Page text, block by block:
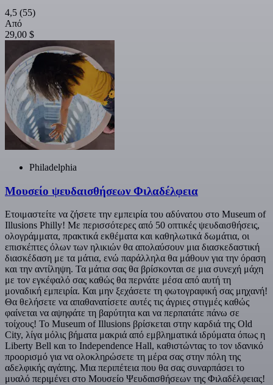
4,5 (55)
Από
29,00 $
Philadelphia
Μουσείο ψευδαισθήσεων Φιλαδέλφεια
Ετοιμαστείτε να ζήσετε την εμπειρία του αδύνατου στο Museum of
Illusions Philly! Με περισσότερες από 50 οπτικές ψευδαισθήσεις,
ολογράμματα, πρακτικά εκθέματα και καθηλωτικά δωμάτια, οι
επισκέπτες όλων των ηλικιών θα απολαύσουν μια διασκεδαστική
διασκέδαση με τα μάτια, ενώ παράλληλα θα μάθουν για την όραση
και την αντίληψη. Τα μάτια σας θα βρίσκονται σε μια συνεχή μάχη
με τον εγκέφαλό σας καθώς θα περνάτε μέσα από αυτή τη
μοναδική εμπειρία. Και μην ξεχάσετε τη φωτογραφική σας μηχανή!
Θα θελήσετε να απαθανατίσετε αυτές τις άγριες στιγμές καθώς
φαίνεται να αψηφάτε τη βαρύτητα και να περπατάτε πάνω σε
τοίχους! Το Museum of Illusions βρίσκεται στην καρδιά της Old
City, λίγα μόλις βήματα μακριά από εμβληματικά ιδρύματα όπως η
Liberty Bell και το Independence Hall, καθιστώντας το τον ιδανικό
προορισμό για να ολοκληρώσετε τη μέρα σας στην πόλη της
αδελφικής αγάπης. Μια περιπέτεια που θα σας συναρπάσει το
μυαλό περιμένει στο Μουσείο Ψευδαισθήσεων της Φιλαδέλφειας!